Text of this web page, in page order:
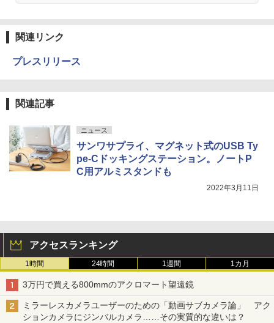
関連リンク
プレスリリース
関連記事
ニュース
サンワサプライ、マグネット式のUSB Ty
pe-Cドッキングステーション。ノートP
C用アルミスタンドも
2022年3月11日
アクセスランキング
1時間 24時間 1週間 1カ月
3万円で買える800mmのアクロマート望遠鏡
ミラーレスカメラユーザーのための「動画サブカメラ論」 アク
ションカメラにジンバルカメラ……その実質的な違いは？